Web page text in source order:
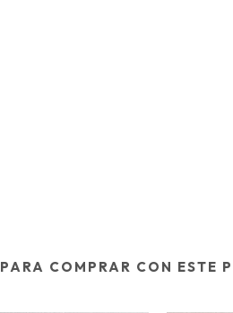
PARA COMPRAR CON ESTE